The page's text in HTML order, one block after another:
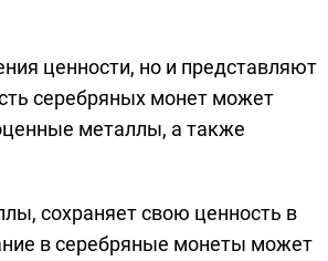
ценности, но и представляют
серебряных монет может
металлы, а также
сохраняет свою ценность в
в серебряные монеты может